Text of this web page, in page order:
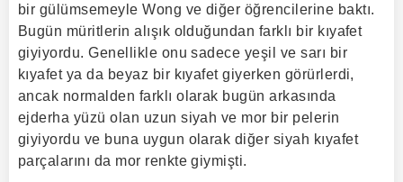
bir gülümsemeyle Wong ve diğer öğrencilerine baktı.
Bugün müritlerin alışık olduğundan farklı bir kıyafet
giyiyordu. Genellikle onu sadece yeşil ve sarı bir
kıyafet ya da beyaz bir kıyafet giyerken görürlerdi,
ancak normalden farklı olarak bugün arkasında
ejderha yüzü olan uzun siyah ve mor bir pelerin
giyiyordu ve buna uygun olarak diğer siyah kıyafet
parçalarını da mor renkte giymişti.